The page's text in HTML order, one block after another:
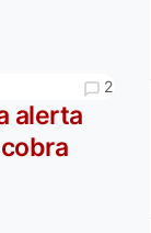
2
alerta